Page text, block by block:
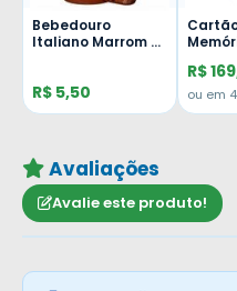
Bebedouro
Italiano Marrom -
R$ 5,50
Dias -
R$
ou em
Avaliações
Avalie este produto!